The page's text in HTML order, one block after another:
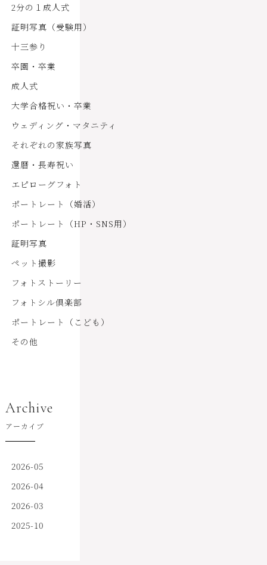
2分の１成人式
証明写真（受験用）
十三参り
卒園・卒業
成人式
大学合格祝い・卒業
ウェディング・マタニティ
それぞれの家族写真
還暦・長寿祝い
エピローグフォト
ポートレート（婚活）
ポートレート（HP・SNS用）
証明写真
ペット撮影
フォトストーリー
フォトシル倶楽部
ポートレート（こども）
その他
Archive
アーカイブ
2026-05
2026-04
2026-03
2025-10